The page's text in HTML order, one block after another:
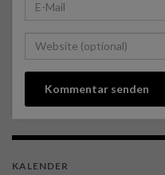
KALENDER